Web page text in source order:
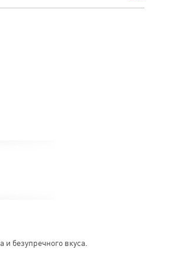
безупречного вкуса.